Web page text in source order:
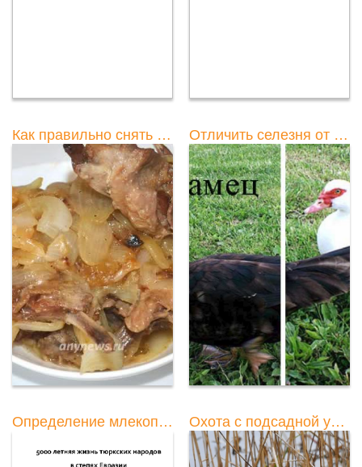
Как правильно снять кожу с утки Отличить селезня от утки голубой фаворит
Определение млекопитающих: утка, лосось или медведь? Охота с подсадной уткой: правила, советы и рекомендации